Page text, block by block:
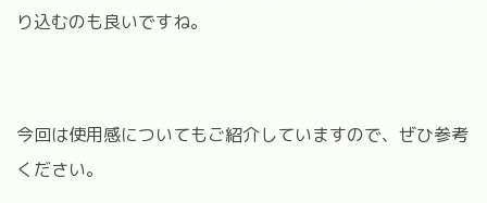
り込むのも良いですね。
今回は使用感についてもご紹介していますので、ぜひ参考
ください。